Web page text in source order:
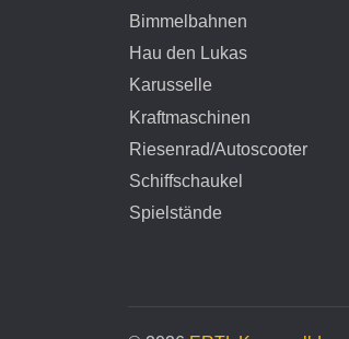
Bimmelbahnen
Hau den Lukas
Karusselle
Kraftmaschinen
Riesenrad/Autoscooter
Schiffschaukel
Spielstände